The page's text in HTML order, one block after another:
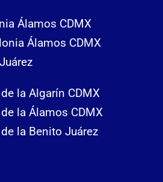
Álamos CDMX
Álamos CDMX
la Algarín CDMX
la Álamos CDMX
la Benito Juárez